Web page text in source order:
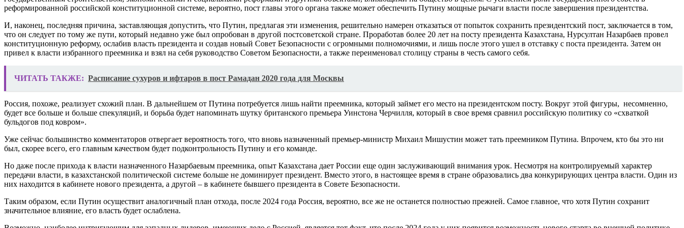
реформированной российской конституционной системе, вероятно, пост главы этого органа также может обеспечить Путину мощные рычаги власти после завершения президентства.
И, наконец, последняя причина, заставляющая допустить, что Путин, предлагая эти изменения, решительно намерен отказаться от попыток сохранить президентский пост, заключается в том,
что он следует по тому же пути, который недавно уже был опробован в другой постсоветской стране. Проработав более 20 лет на посту президента Казахстана, Нурсултан Назарбаев провел
конституционную реформу, ослабив власть президента и создав новый Совет Безопасности с огромными полномочиями, и лишь после этого ушел в отставку с поста президента. Затем он
привел к власти избранного преемника и взял на себя руководство Советом Безопасности, а также переименовал столицу страны в честь самого себя.
ЧИТАТЬ ТАКЖЕ: Расписание сухуров и ифтаров в пост Рамадан 2020 года для Москвы
Россия, похоже, реализует схожий план. В дальнейшем от Путина потребуется лишь найти преемника, который займет его место на президентском посту. Вокруг этой фигуры, несомненно,
будет все больше и больше спекуляций, и борьба будет напоминать шутку британского премьера Уинстона Черчилля, который в свое время сравнил российскую политику со «схваткой
бульдогов под ковром».
Уже сейчас большинство комментаторов отвергает вероятность того, что вновь назначенный премьер-министр Михаил Мишустин может тать преемником Путина. Впрочем, кто бы это ни
был, скорее всего, его главным качеством будет подконтрольность Путину и его команде.
Но даже после прихода к власти назначенного Назарбаевым преемника, опыт Казахстана дает России еще один заслуживающий внимания урок. Несмотря на контролируемый характер
передачи власти, в казахстанской политической системе больше не доминирует президент. Вместо этого, в настоящее время в стране образовались два конкурирующих центра власти. Один из
них находится в кабинете нового президента, а другой – в кабинете бывшего президента в Совете Безопасности.
Таким образом, если Путин осуществит аналогичный план отхода, после 2024 года Россия, вероятно, все же не останется полностью прежней. Самое главное, что хотя Путин сохранит
значительное влияние, его власть будет ослаблена.